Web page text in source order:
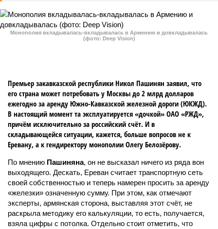
Монополия вкладывалась-вкладывалась в Армению и довкладывалась
(фото: Deep Vision)
Премьер закавказской республики Никол Пашинян заявил, что
его страна может потребовать у Москвы до 2 млрд долларов
ежегодно за аренду Южно-Кавказской железной дороги (ЮКЖД).
В настоящий момент та эксплуатируется «дочкой» ОАО «РЖД»,
причём исключительно за российский счёт. И в
складывающейся ситуации, кажется, больше вопросов не к
Еревану, а к гендиректору монополии Олегу Белозёрову.
По мнению Пашиняна, он не высказал ничего из ряда вон
выходящего. Дескать, Ереван считает транспортную сеть
своей собственностью и теперь намерен просить за аренду
«железки» означенную сумму. При этом, как отмечают
эксперты, армянская сторона, выставляя этот счёт, не
раскрыла методику его калькуляции, то есть, получается,
взяла цифры с потолка. Отдельно стоит отметить, что